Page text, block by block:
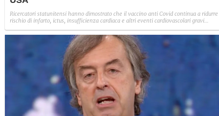
Ricercatori statunitensi hanno dimostrato che il vaccino anti Covid continua a
rischio di infarto, ictus, insufficienza cardiaca e altri eventi cardiovascolari gravi